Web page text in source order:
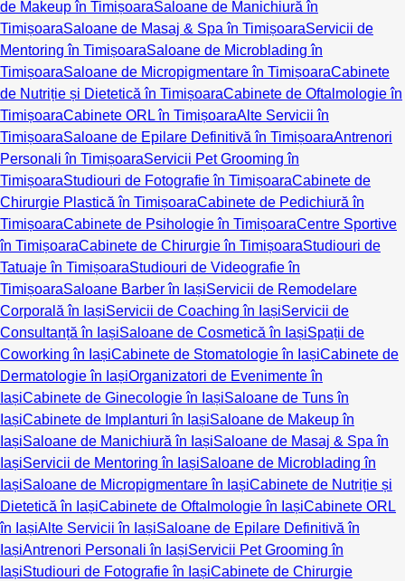
de Makeup în TimișoaraSaloane de Manichiură în
TimișoaraSaloane de Masaj & Spa în TimișoaraServicii de
Mentoring în TimișoaraSaloane de Microblading în
TimișoaraSaloane de Micropigmentare în TimișoaraCabinete
de Nutriție și Dietetică în TimișoaraCabinete de Oftalmologie în
TimișoaraCabinete ORL în TimișoaraAlte Servicii în
TimișoaraSaloane de Epilare Definitivă în TimișoaraAntrenori
Personali în TimișoaraServicii Pet Grooming în
TimișoaraStudiouri de Fotografie în TimișoaraCabinete de
Chirurgie Plastică în TimișoaraCabinete de Pedichiură în
TimișoaraCabinete de Psihologie în TimișoaraCentre Sportive
în TimișoaraCabinete de Chirurgie în TimișoaraStudiouri de
Tatuaje în TimișoaraStudiouri de Videografie în
TimișoaraSaloane Barber în IașiServicii de Remodelare
Corporală în IașiServicii de Coaching în IașiServicii de
Consultanță în IașiSaloane de Cosmetică în IașiSpații de
Coworking în IașiCabinete de Stomatologie în IașiCabinete de
Dermatologie în IașiOrganizatori de Evenimente în
IașiCabinete de Ginecologie în IașiSaloane de Tuns în
IașiCabinete de Implanturi în IașiSaloane de Makeup în
IașiSaloane de Manichiură în IașiSaloane de Masaj & Spa în
IașiServicii de Mentoring în IașiSaloane de Microblading în
IașiSaloane de Micropigmentare în IașiCabinete de Nutriție și
Dietetică în IașiCabinete de Oftalmologie în IașiCabinete ORL
în IașiAlte Servicii în IașiSaloane de Epilare Definitivă în
IașiAntrenori Personali în IașiServicii Pet Grooming în
IașiStudiouri de Fotografie în IașiCabinete de Chirurgie